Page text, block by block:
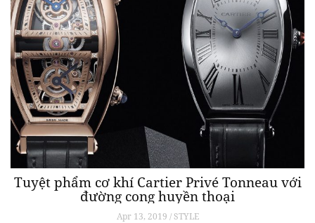
Tuyệt phẩm cơ khí Cartier Privé Tonneau với
đường cong huyền thoại
Apr 13, 2019 / STYLE